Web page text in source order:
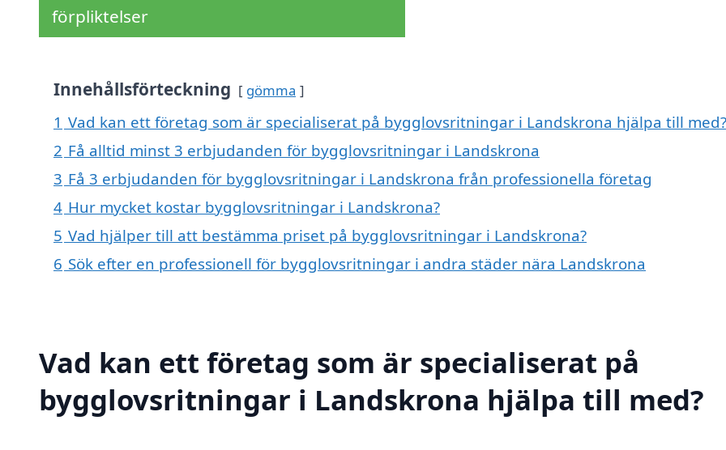
förpliktelser
Innehållsförteckning gömma
1 Vad kan ett företag som är specialiserat på bygglovsritningar i Landskrona hjälpa till med?
2 Få alltid minst 3 erbjudanden för bygglovsritningar i Landskrona
3 Få 3 erbjudanden för bygglovsritningar i Landskrona från professionella företag
4 Hur mycket kostar bygglovsritningar i Landskrona?
5 Vad hjälper till att bestämma priset på bygglovsritningar i Landskrona?
6 Sök efter en professionell för bygglovsritningar i andra städer nära Landskrona
Vad kan ett företag som är specialiserat på
bygglovsritningar i Landskrona hjälpa till med?